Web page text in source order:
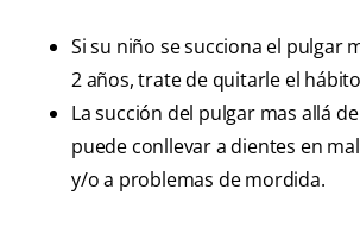
Si su niño se succiona el pulgar
2 años, trate de quitarle el
La succión del pulgar mas allá
puede conllevar a dientes en
y/o a problemas de mordida.